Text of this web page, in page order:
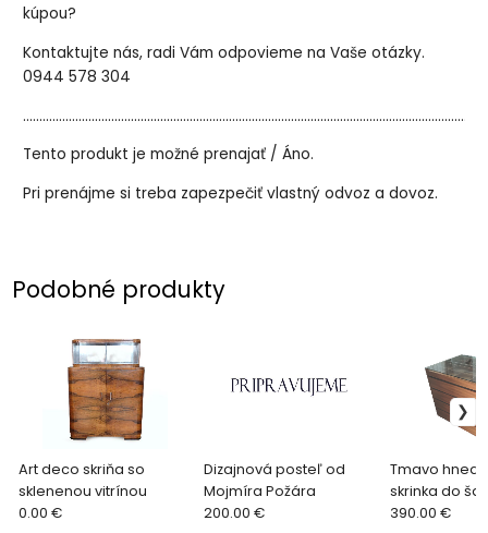
kúpou?
Kontaktujte nás, radi Vám odpovieme na Vaše otázky.
0944 578 304
Tento produkt je možné prenajať / Áno.
Pri prenájme si treba zapezpečiť vlastný odvoz a dovoz.
Podobné produkty
Art deco skriňa so
sklenenou vitrínou
0.00 €
Dizajnová posteľ od
Mojmíra Požára
200.00 €
Tmavo
skrinka do
390.00 €